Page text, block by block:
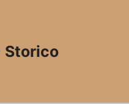
Storico